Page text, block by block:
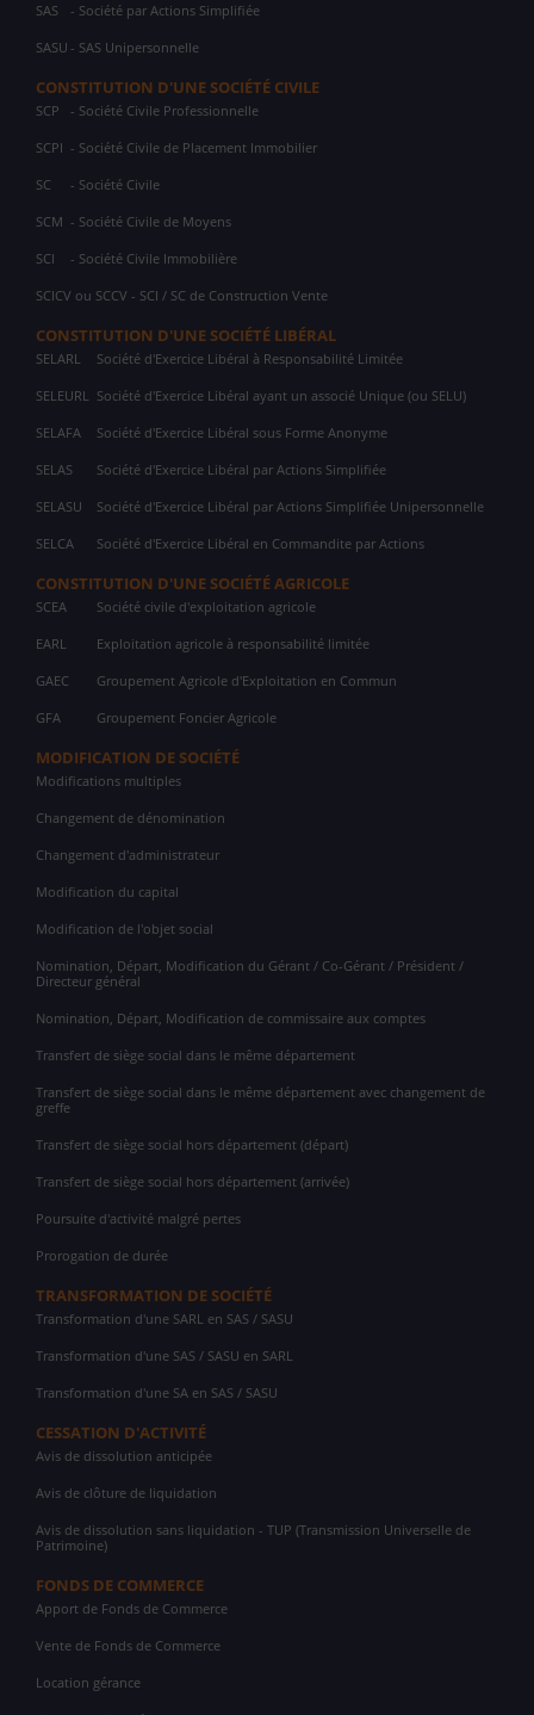
SAS - Société par Actions Simplifiée
SASU - SAS Unipersonnelle
CONSTITUTION D'UNE SOCIÉTÉ CIVILE
SCP - Société Civile Professionnelle
SCPI - Société Civile de Placement Immobilier
SC - Société Civile
SCM - Société Civile de Moyens
SCI - Société Civile Immobilière
SCICV ou SCCV - SCI / SC de Construction Vente
CONSTITUTION D'UNE SOCIÉTÉ LIBÉRAL
SELARL Société d'Exercice Libéral à Responsabilité Limitée
SELEURL Société d'Exercice Libéral ayant un associé Unique (ou SELU)
SELAFA Société d'Exercice Libéral sous Forme Anonyme
SELAS Société d'Exercice Libéral par Actions Simplifiée
SELASU Société d'Exercice Libéral par Actions Simplifiée Unipersonnelle
SELCA Société d'Exercice Libéral en Commandite par Actions
CONSTITUTION D'UNE SOCIÉTÉ AGRICOLE
SCEA Société civile d'exploitation agricole
EARL Exploitation agricole à responsabilité limitée
GAEC Groupement Agricole d'Exploitation en Commun
GFA Groupement Foncier Agricole
MODIFICATION DE SOCIÉTÉ
Modifications multiples
Changement de dénomination
Changement d'administrateur
Modification du capital
Modification de l'objet social
Nomination, Départ, Modification du Gérant / Co-Gérant / Président /
Directeur général
Nomination, Départ, Modification de commissaire aux comptes
Transfert de siège social dans le même département
Transfert de siège social dans le même département avec changement de
greffe
Transfert de siège social hors département (départ)
Transfert de siège social hors département (arrivée)
Poursuite d'activité malgré pertes
Prorogation de durée
TRANSFORMATION DE SOCIÉTÉ
Transformation d'une SARL en SAS / SASU
Transformation d'une SAS / SASU en SARL
Transformation d'une SA en SAS / SASU
CESSATION D'ACTIVITÉ
Avis de dissolution anticipée
Avis de clôture de liquidation
Avis de dissolution sans liquidation - TUP (Transmission Universelle de
Patrimoine)
FONDS DE COMMERCE
Apport de Fonds de Commerce
Vente de Fonds de Commerce
Location gérance